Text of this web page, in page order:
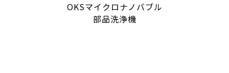
OKSマイクロナノバブル
部品洗浄機